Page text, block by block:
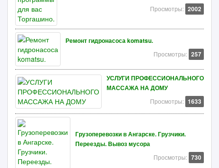
Просмотры: 2002
Ремонт гидронасоса komatsu.
Просмотры: 257
УСЛУГИ ПРОФЕССИОНАЛЬНОГО
МАССАЖА НА ДОМУ
Просмотры: 1633
Грузоперевозки в Ангарске. Грузчики.
Переезды. Вывоз мусора
Просмотры: 730